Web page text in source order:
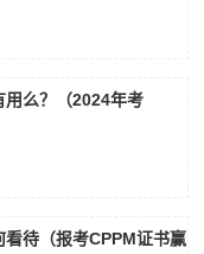
么？（2024年考
待（报考CPPM证书赢